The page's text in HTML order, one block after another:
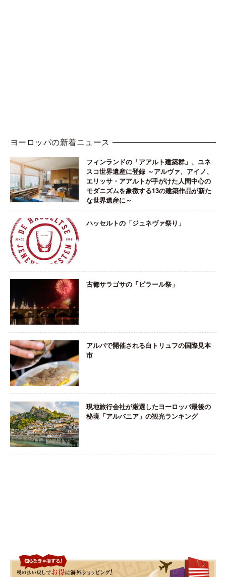
ヨーロッパの新着ニュース
フィンランドの「アアルト建築群」、ユネ
スコ世界遺産に登録 ～アルヴァ、アイノ、
エリッサ・アアルトが手がけた人間中心の
モダニズムを象徴する13の建築作品が新た
な世界遺産に～
ハッセルトの「ジュネヴァ祭り」
古都サラゴサの「ピラール祭」
アルバで開催される白トリュフの国際見本
市
現地旅行会社が厳選したヨーロッパ最後の
秘境「アルバニア」の観光ランキング